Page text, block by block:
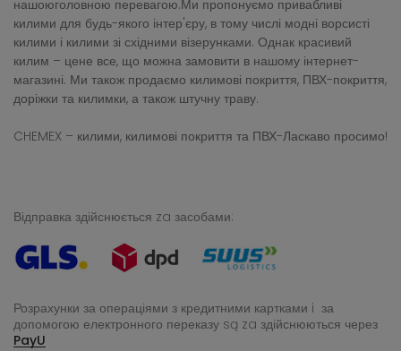
нашоюголовною перевагою.Ми пропонуємо привабливі
килими для будь-якого інтер'єру, в тому числі модні ворсисті
килими і килими зі східними візерунками. Однак красивий
килим – цене все, що можна замовити в нашому інтернет-
магазині. Ми також продаємо килимові покриття, ПВХ-покриття,
доріжки та килимки, а також штучну траву.
CHEMEX – килими, килимові покриття та ПВХ-Ласкаво просимо!
Відправка здійснюється za засобами:
Розрахунки за операціями з кредитними картками i за
допомогою електронного переказу są za здійснюються через
PayU